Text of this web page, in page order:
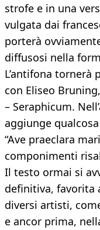
strofe e in una
vulgata dai
porterà
diffusosi nella
L’antifona
con Eliseo
– Seraphicum.
aggiunge
“Ave praeclara
componimenti
Il testo ormai si
definitiva, favorita
diversi artisti,
e ancor prima,